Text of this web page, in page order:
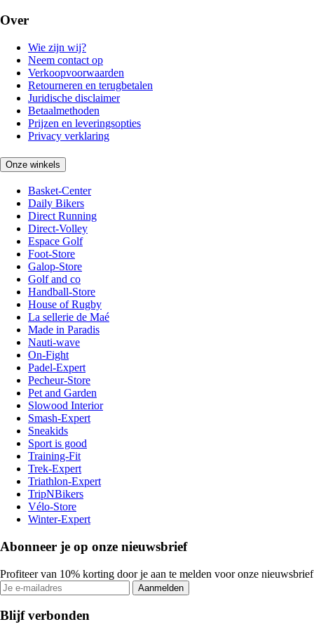
Over
Wie zijn wij?
Neem contact op
Verkoopvoorwaarden
Retourneren en terugbetalen
Juridische disclaimer
Betaalmethoden
Prijzen en leveringsopties
Privacy verklaring
Onze winkels
Basket-Center
Daily Bikers
Direct Running
Direct-Volley
Espace Golf
Foot-Store
Galop-Store
Golf and co
Handball-Store
House of Rugby
La sellerie de Maé
Made in Paradis
Nauti-wave
On-Fight
Padel-Expert
Pecheur-Store
Pet and Garden
Slowood Interior
Smash-Expert
Sneakids
Sport is good
Training-Fit
Trek-Expert
Triathlon-Expert
TripNBikers
Vélo-Store
Winter-Expert
Abonneer je op onze nieuwsbrief
Profiteer van 10% korting door je aan te melden voor onze nieuwsbrief
Aanmelden
Blijf verbonden